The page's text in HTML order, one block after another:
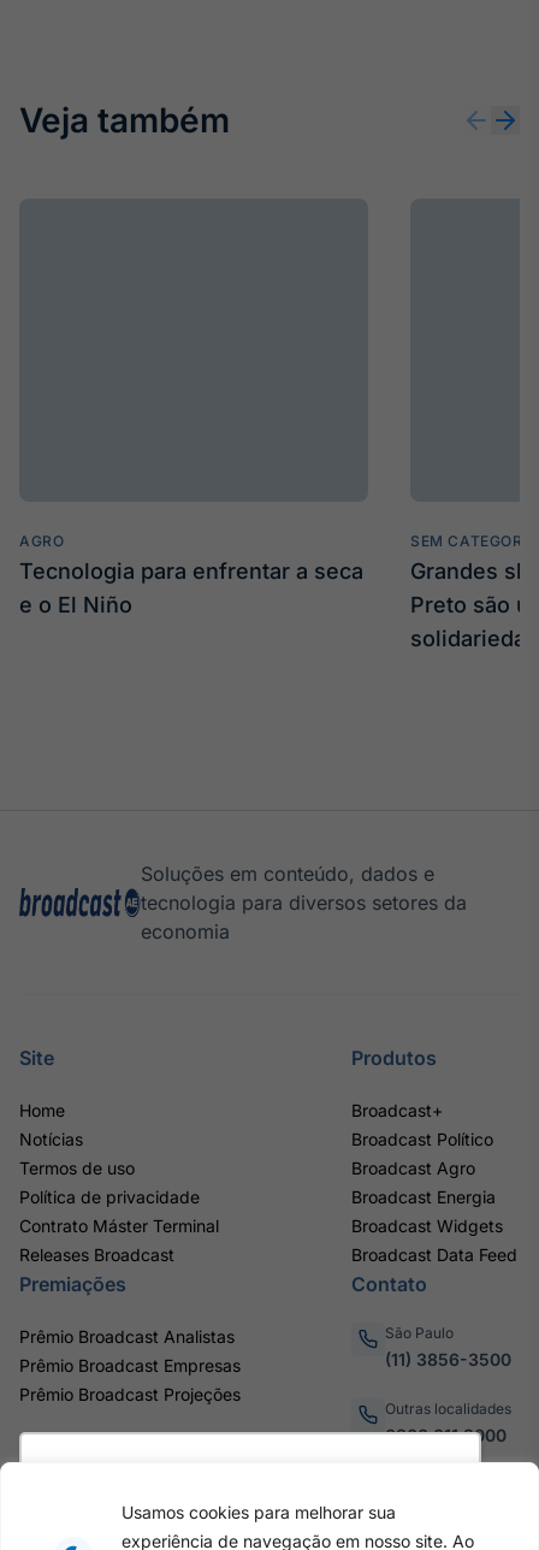
como você interage em nosso site e
Usamos cookies para melhorar sua
experiência de navegação em nosso site. Ao
Veja também
AGRO
Tecnologia para enfrentar a seca
e o El Niño
SEM CATEGORIA
Grandes
Preto são
Soluções em conteúdo, dados e
tecnologia para diversos setores da
economia
Site
Home
Notícias
Termos de uso
Política de privacidade
Contrato Máster Terminal
Releases Broadcast
Produtos
Broadcast+
Broadcast Político
Broadcast Agro
Broadcast Energia
Broadcast Widgets
Broadcast Data Feed
Premiações
Prêmio Broadcast Analistas
Prêmio Broadcast Empresas
Prêmio Broadcast Projeções
Contato
São Paulo
(11) 3856-3500
Outras localidades
0800.011.3000
Av. Eng. Caetano Álvares, 55